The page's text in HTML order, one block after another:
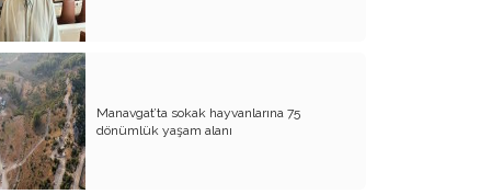
Eksik Okunan Bir Süreklilik: Cumhuriyet
ve Türk Kimliği
Türk Sosyoloji Geleneğinde Tarihî
Materyalizmin Tenkidi ve Milli Bünye
Yaklaşımı
Ergenekon- Demirci Kaveh Kurtuluş
Mitletrinde; Demir.
Manavgat’ta sokak hayvanlarına 75
dönümlük yaşam alanı